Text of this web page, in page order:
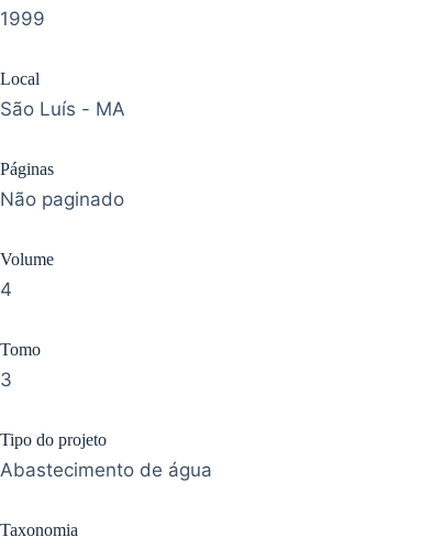
1999
Local
São Luís - MA
Páginas
Não paginado
Volume
4
Tomo
3
Tipo do projeto
Abastecimento de água
Taxonomia